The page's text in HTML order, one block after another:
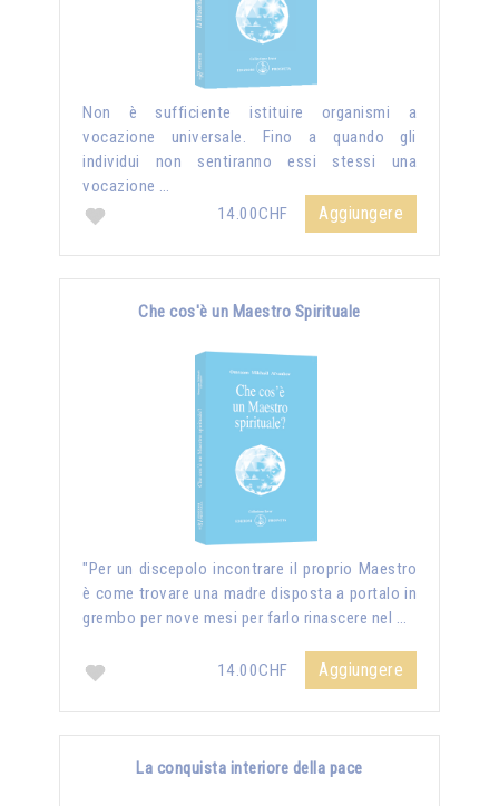
Non è sufficiente istituire organismi a
vocazione universale. Fino a quando gli
individui non sentiranno essi stessi una
vocazione …
14.00CHF
Aggiungere
Che cos'è un Maestro Spirituale
"Per un discepolo incontrare il proprio Maestro
è come trovare una madre disposta a portalo in
grembo per nove mesi per farlo rinascere nel …
14.00CHF Aggiungere
La conquista interiore della pace